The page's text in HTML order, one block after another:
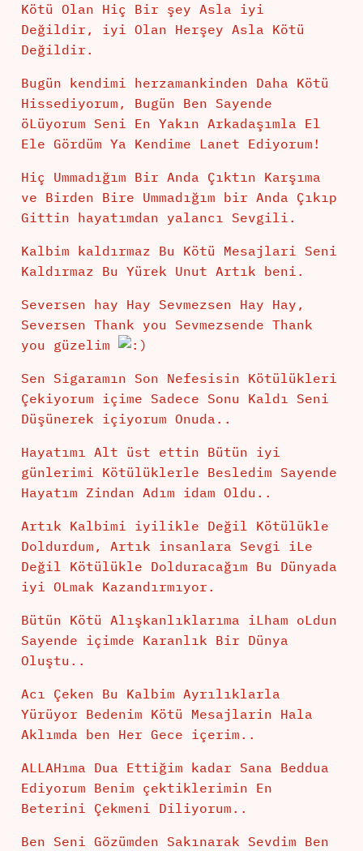
Kötü Olan Hiç Bir şey Asla iyi
Değildir, iyi Olan Herşey Asla Kötü
Değildir.
Bugün kendimi herzamankinden Daha Kötü
Hissediyorum, Bugün Ben Sayende
öLüyorum Seni En Yakın Arkadaşımla El
Ele Gördüm Ya Kendime Lanet Ediyorum!
Hiç Ummadığım Bir Anda Çıktın Karşıma
ve Birden Bire Ummadığım bir Anda Çıkıp
Gittin hayatımdan yalancı Sevgili.
Kalbim kaldırmaz Bu Kötü Mesajlari Seni
Kaldırmaz Bu Yürek Unut Artık beni.
Seversen hay Hay Sevmezsen Hay Hay,
Seversen Thank you Sevmezsende Thank
you güzelim
Sen Sigaramın Son Nefesisin Kötülükleri
Çekiyorum içime Sadece Sonu Kaldı Seni
Düşünerek içiyorum Onuda..
Hayatımı Alt üst ettin Bütün iyi
günlerimi Kötülüklerle Besledim Sayende
Hayatım Zindan Adım idam Oldu..
Artık Kalbimi iyilikle Değil Kötülükle
Doldurdum, Artık insanlara Sevgi iLe
Değil Kötülükle Dolduracağım Bu Dünyada
iyi OLmak Kazandırmıyor.
Bütün Kötü Alışkanlıklarıma iLham oLdun
Sayende içimde Karanlık Bir Dünya
Oluştu..
Acı Çeken Bu Kalbim Ayrılıklarla
Yürüyor Bedenim Kötü Mesajlarin Hala
Aklımda ben Her Gece içerim..
ALLAHıma Dua Ettiğim kadar Sana Beddua
Ediyorum Benim çektiklerimin En
Beterini Çekmeni Diliyorum..
Ben Seni Gözümden Sakınarak Sevdim Ben